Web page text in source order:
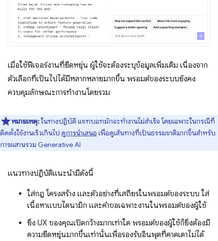
เมื่อใช้ฟีเจอร์งานที่ยืดหยุ่น ผู้ใช้จะต้องระบุข้อมูลเพิ่มเติม เนื่องจาก
ตัวเลือกที่เป็นไปได้มีหลากหลายมากขึ้น พรอมต์ของระบบยังคง
ควบคุมลักษณะการทำงานโดยรวม
หมายเหตุ:ในทางปฏิบัติ แชทบอทมักจะทำงานไม่สำเร็จ โดยเฉพาะในกรณีที่
ติดตั้งใช้งานเร็วเกินไป ดูการนำเสนอ เพื่อดูเส้นทางที่เป็นธรรมชาติมากขึ้นสำหรับ
การผสานรวม Generative AI
แนวทางปฏิบัติแนะนำมีดังนี้
ใส่กฎ โครงสร้าง และตัวอย่างที่เสถียรในพรอมต์ของระบบ ใส่
เนื้อหาแบบไดนามิก และคำขอเฉพาะงานในพรอมต์ของผู้ใช้
ยิ่ง UX ของคุณเปิดกว้างมากเท่าใด พรอมต์ของผู้ใช้ก็ยิ่งต้องมี
ความยืดหยุ่นมากขึ้นเท่านั้นเพื่อรองรับอินพุตที่คาดเดาไม่ได้